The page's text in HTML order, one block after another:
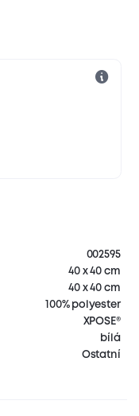
002595
40 x 40 cm
40 x 40 cm
100% polyester
XPOSE®
bílá
Ostatní